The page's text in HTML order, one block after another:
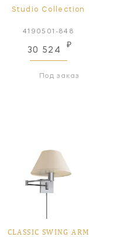
Studio Collection
4190501-848
30 524
₽
Под заказ
CLASSIC SWING ARM